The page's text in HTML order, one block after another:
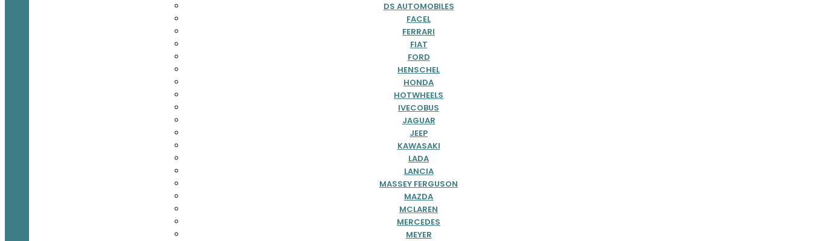
DS AUTOMOBILES
FACEL
FERRARI
FIAT
FORD
HENSCHEL
HONDA
HOTWHEELS
IVECOBUS
JAGUAR
JEEP
KAWASAKI
LADA
LANCIA
MASSEY FERGUSON
MAZDA
MCLAREN
MERCEDES
MEYER